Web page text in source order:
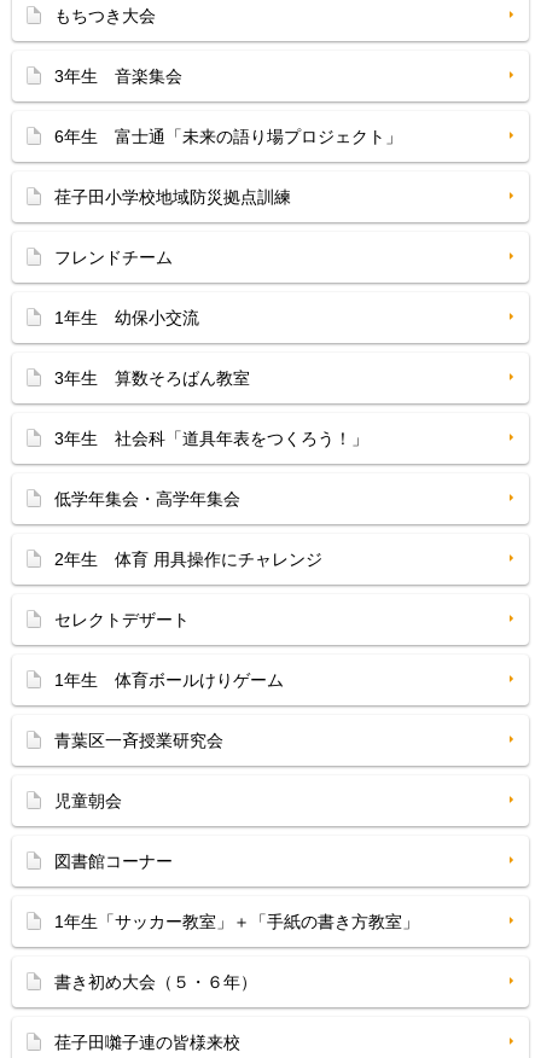
もちつき大会
3年生 音楽集会
6年生 富士通「未来の語り場プロジェクト」
荏子田小学校地域防災拠点訓練
フレンドチーム
1年生 幼保小交流
3年生 算数そろばん教室
3年生 社会科「道具年表をつくろう！」
低学年集会・高学年集会
2年生 体育 用具操作にチャレンジ
セレクトデザート
1年生 体育ボールけりゲーム
青葉区一斉授業研究会
児童朝会
図書館コーナー
1年生「サッカー教室」＋「手紙の書き方教室」
書き初め大会（５・６年）
荏子田囃子連の皆様来校